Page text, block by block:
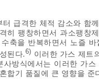
급격한 체적 감소와 함
히 팽창하면서 과소팽창
축을 반복하면서 노즐
된다.6) 이러한 가스 제트
사방식에서는 이러한 가
합기 품질에 큰 영향을 준